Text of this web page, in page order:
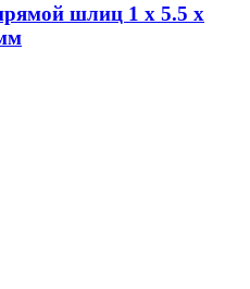
шлиц 1 x 5.5 x